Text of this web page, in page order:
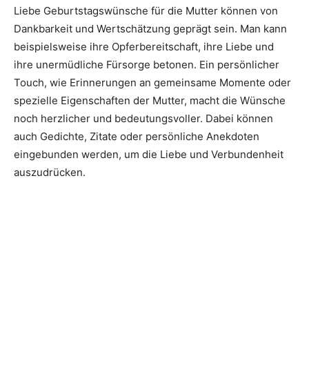
Liebe Geburtstagswünsche für die Mutter können von
Dankbarkeit und Wertschätzung geprägt sein. Man kann
beispielsweise ihre Opferbereitschaft, ihre Liebe und
ihre unermüdliche Fürsorge betonen. Ein persönlicher
Touch, wie Erinnerungen an gemeinsame Momente oder
spezielle Eigenschaften der Mutter, macht die Wünsche
noch herzlicher und bedeutungsvoller. Dabei können
auch Gedichte, Zitate oder persönliche Anekdoten
eingebunden werden, um die Liebe und Verbundenheit
auszudrücken.